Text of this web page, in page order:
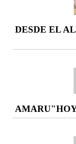
DESDE EL
AMARU